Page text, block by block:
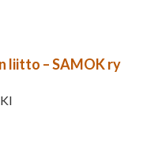
liitto – SAMOK ry